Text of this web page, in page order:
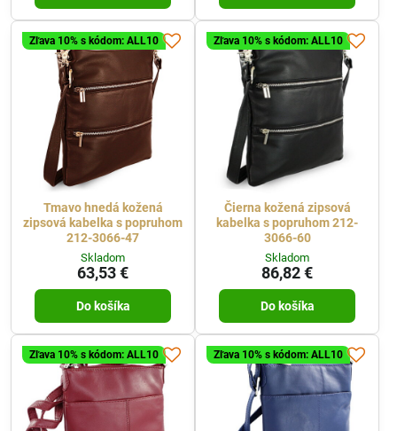
Zľava 10% s kódom: ALL10
Tmavo hnedá kožená
zipsová kabelka s popruhom
212-3066-47
Skladom
63,53 €
Do košíka
Zľava 10% s kódom: ALL10
Čierna kožená zipsová
kabelka s popruhom 212-
3066-60
Skladom
86,82 €
Do košíka
Zľava 10% s kódom: ALL10 Zľava 10% s kódom: ALL10